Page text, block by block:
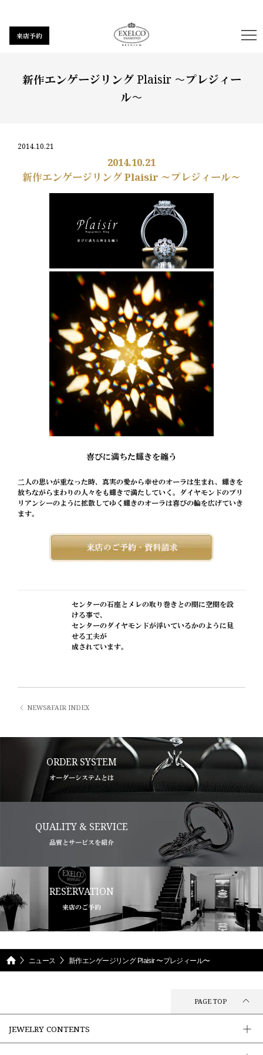
新作エンゲージリング Plaisir 〜プレジィー
ル〜
2014.10.21
2014.10.21
新作エンゲージリング Plaisir ～プレジィール～
喜びに満ちた輝きを纏う
二人の思いが重なった時、真実の愛から幸せのオーラは生まれ、輝きを
放ちながらまわりの人々をも輝きで満たしていく。ダイヤモンドのブリ
リアンシーのように拡散してゆく輝きのオーラは喜びの輪を広げていき
ます。
センターの石座とメレの取り巻きとの間に空間を設
ける事で、
センターのダイヤモンドが浮いているかのように見
せる工夫が
成されています。
NEWS&FAIR INDEX
ORDER SYSTEM
オーダーシステムとは
QUALITY & SERVICE
品質とサービスを紹介
RESERVATION
来店のご予約
ニュース 新作エンゲージリング Plaisir 〜プレジィール〜
PAGE TOP
JEWELRY CONTENTS
来店予約